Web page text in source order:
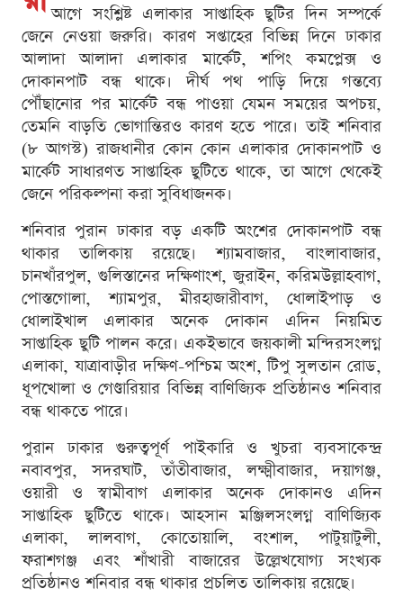
আগে সংশ্লিষ্ট এলাকার সাপ্তাহিক ছুটির দিন সম্পর্কে
জেনে নেওয়া জরুরি। কারণ সপ্তাহের বিভিন্ন দিনে ঢাকার
আলাদা আলাদা এলাকার মার্কেট, শপিং কমপ্লেক্স ও
দোকানপাট বন্ধ থাকে। দীর্ঘ পথ পাড়ি দিয়ে গন্তব্যে
পৌঁছানোর পর মার্কেট বন্ধ পাওয়া যেমন সময়ের অপচয়,
তেমনি বাড়তি ভোগান্তিরও কারণ হতে পারে। তাই শনিবার
(৮ আগস্ট) রাজধানীর কোন কোন এলাকার দোকানপাট ও
মার্কেট সাধারণত সাপ্তাহিক ছুটিতে থাকে, তা আগে থেকেই
জেনে পরিকল্পনা করা সুবিধাজনক।
শনিবার পুরান ঢাকার বড় একটি অংশের দোকানপাট বন্ধ
থাকার তালিকায় রয়েছে। শ্যামবাজার, বাংলাবাজার,
চানখাঁরপুল, গুলিস্তানের দক্ষিণাংশ, জুরাইন, করিমউল্লাহবাগ,
পোস্তগোলা, শ্যামপুর, মীরহাজারীবাগ, ধোলাইপাড় ও
ধোলাইখাল এলাকার অনেক দোকান এদিন নিয়মিত
সাপ্তাহিক ছুটি পালন করে। একইভাবে জয়কালী মন্দিরসংলগ্ন
এলাকা, যাত্রাবাড়ীর দক্ষিণ-পশ্চিম অংশ, টিপু সুলতান রোড,
ধূপখোলা ও গেণ্ডারিয়ার বিভিন্ন বাণিজ্যিক প্রতিষ্ঠানও শনিবার
বন্ধ থাকতে পারে।
পুরান ঢাকার গুরুত্বপূর্ণ পাইকারি ও খুচরা ব্যবসাকেন্দ্র
নবাবপুর, সদরঘাট, তাঁতীবাজার, লক্ষ্মীবাজার, দয়াগঞ্জ,
ওয়ারী ও স্বামীবাগ এলাকার অনেক দোকানও এদিন
সাপ্তাহিক ছুটিতে থাকে। আহসান মঞ্জিলসংলগ্ন বাণিজ্যিক
এলাকা, লালবাগ, কোতোয়ালি, বংশাল, পাটুয়াটুলী,
ফরাশগঞ্জ এবং শাঁখারী বাজারের উল্লেখযোগ্য সংখ্যক
প্রতিষ্ঠানও শনিবার বন্ধ থাকার প্রচলিত তালিকায় রয়েছে।